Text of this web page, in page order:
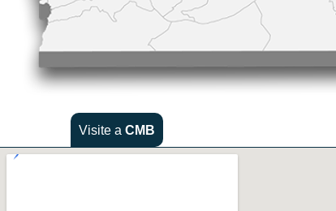
Visite a CMB